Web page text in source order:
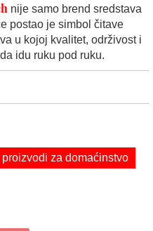
nije samo brend sredstava
postao je simbol čitave
u kojoj kvalitet, održivost i
idu ruku pod ruku.
proizvodi za domaćinstvo